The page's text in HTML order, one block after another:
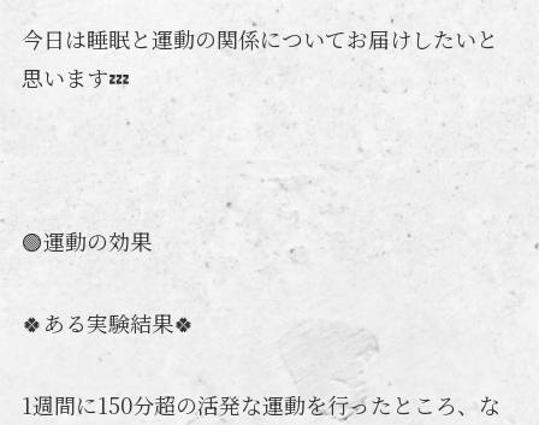
今日は睡眠と運動の関係についてお届けしたいと
思います💤
🟢運動の効果
🍀ある実験結果🍀
1週間に150分超の活発な運動を行ったところ、な